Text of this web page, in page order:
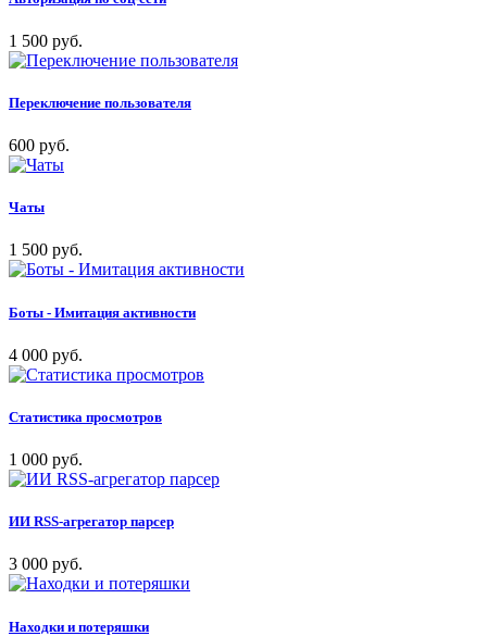
1 500 руб.
Переключение пользователя
600 руб.
Чаты
1 500 руб.
Боты - Имитация активности
4 000 руб.
Статистика просмотров
1 000 руб.
ИИ RSS-агрегатор парсер
3 000 руб.
Находки и потеряшки